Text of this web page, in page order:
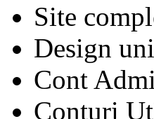
Site
Design
Cont
Conturi